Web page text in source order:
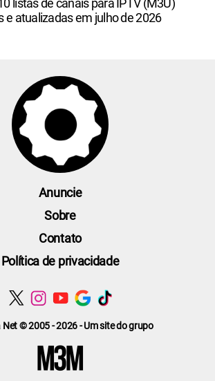
e atualizadas em julho de 2026
Net © 2005 - 2026 - Um site do grupo
Anuncie
Sobre
Contato
Política de privacidade